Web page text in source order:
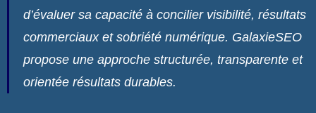
d’évaluer sa capacité à concilier visibilité, résultats
commerciaux et sobriété numérique. GalaxieSEO
propose une approche structurée, transparente et
orientée résultats durables.